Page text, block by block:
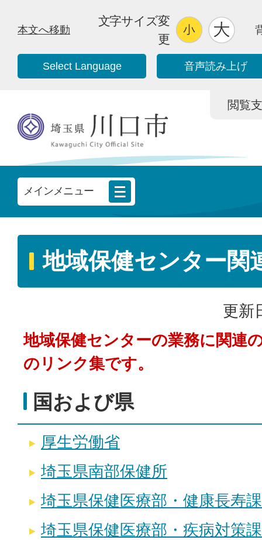
本文へ移動
文字サイズ変
更
Select Language 音声読み上げ
閲覧
メインメニュー
地域保健センター関
更新
地域保健センターの業務に関連
のリンク集です。
国および県
厚生労働省
埼玉県南部保健所
埼玉県保健医療部・健康長寿課
埼玉県保健医療部・疾病対策課